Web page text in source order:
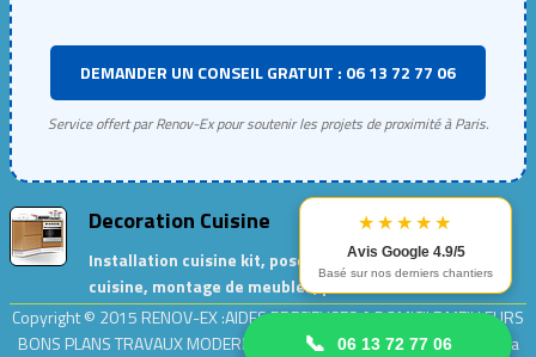
★★★★★
Avis Google 4.9/5
Basé sur nos derniers chantiers
📞 06 13 72 77 06
DEMANDER UN CONSEIL GRATUIT : 06 13 72 77 06
Service offert par Renov-Ex pour soutenir les projets de proximité à Paris.
Decoration Cuisine
Installation cuisine kit, pose de meubles de
cuisine, montage de meubles, peinture cuisine…
Copyright © 2015 RENOV-EX :AIDES PRECIEUSES A DOMICILE.MEILLEURS
BONS PLANS TRAVAUX MODERNES ET ECOLOGIQUES| Adresse : rue la